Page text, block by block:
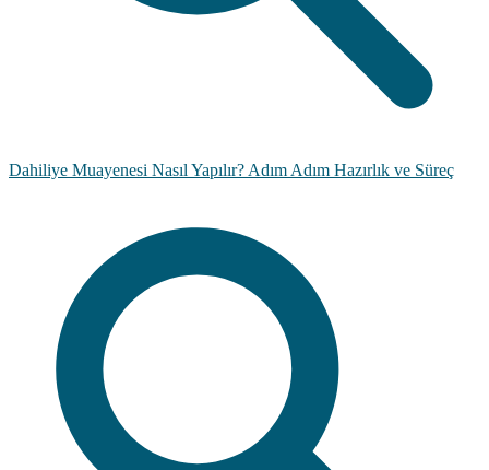
Dahiliye Muayenesi Nasıl Yapılır? Adım Adım Hazırlık ve Süreç